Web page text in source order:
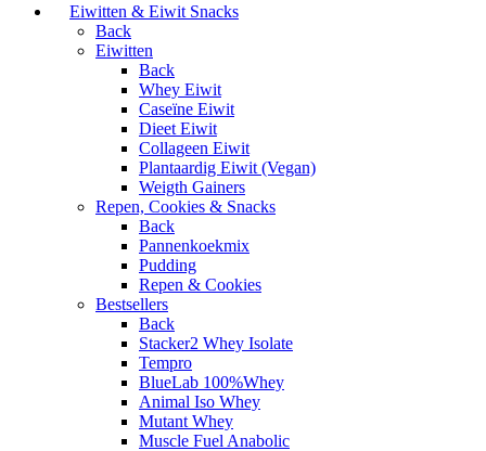
Eiwitten & Eiwit Snacks
Back
Eiwitten
Back
Whey Eiwit
Caseïne Eiwit
Dieet Eiwit
Collageen Eiwit
Plantaardig Eiwit (Vegan)
Weigth Gainers
Repen, Cookies & Snacks
Back
Pannenkoekmix
Pudding
Repen & Cookies
Bestsellers
Back
Stacker2 Whey Isolate
Tempro
BlueLab 100%Whey
Animal Iso Whey
Mutant Whey
Muscle Fuel Anabolic